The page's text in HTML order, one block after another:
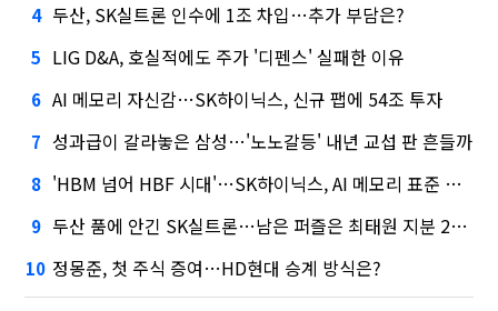
4 두산, SK실트론 인수에 1조 차입…추가 부담은?
5 LIG D&A, 호실적에도 주가 '디펜스' 실패한 이유
6 AI 메모리 자신감…SK하이닉스, 신규 팹에 54조 투자
7 성과급이 갈라놓은 삼성…'노노갈등' 내년 교섭 판 흔들까
8 'HBM 넘어 HBF 시대'…SK하이닉스, AI 메모리 표준 선점 나섰다
9 두산 품에 안긴 SK실트론…남은 퍼즐은 최태원 지분 29.4%
10 정몽준, 첫 주식 증여…HD현대 승계 방식은?